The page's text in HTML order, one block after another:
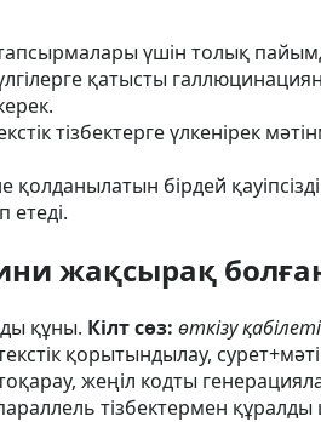
үшін толық
қатысты
тізбектерге үлкенірек
қолданылатын бірдей
етеді.
жақсырақ
құны. Кілт сөз: өткізу қабілеті
қорытындылау,
жеңіл кодты
тізбектермен